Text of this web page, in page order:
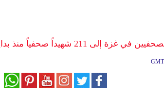
منذ بداية حرب الإبادة الجماعية على القطاع
GMT